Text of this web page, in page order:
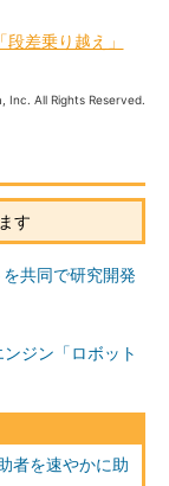
差乗り越え」
Inc. All Rights Reserved.
す
共同で研究開発
ジン「ロボット
者を速やかに助